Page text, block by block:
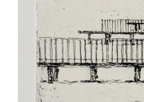
Prencipe Leonardo
(1)
Tenconi Sandra (1)
Zambrelli Marco (2)